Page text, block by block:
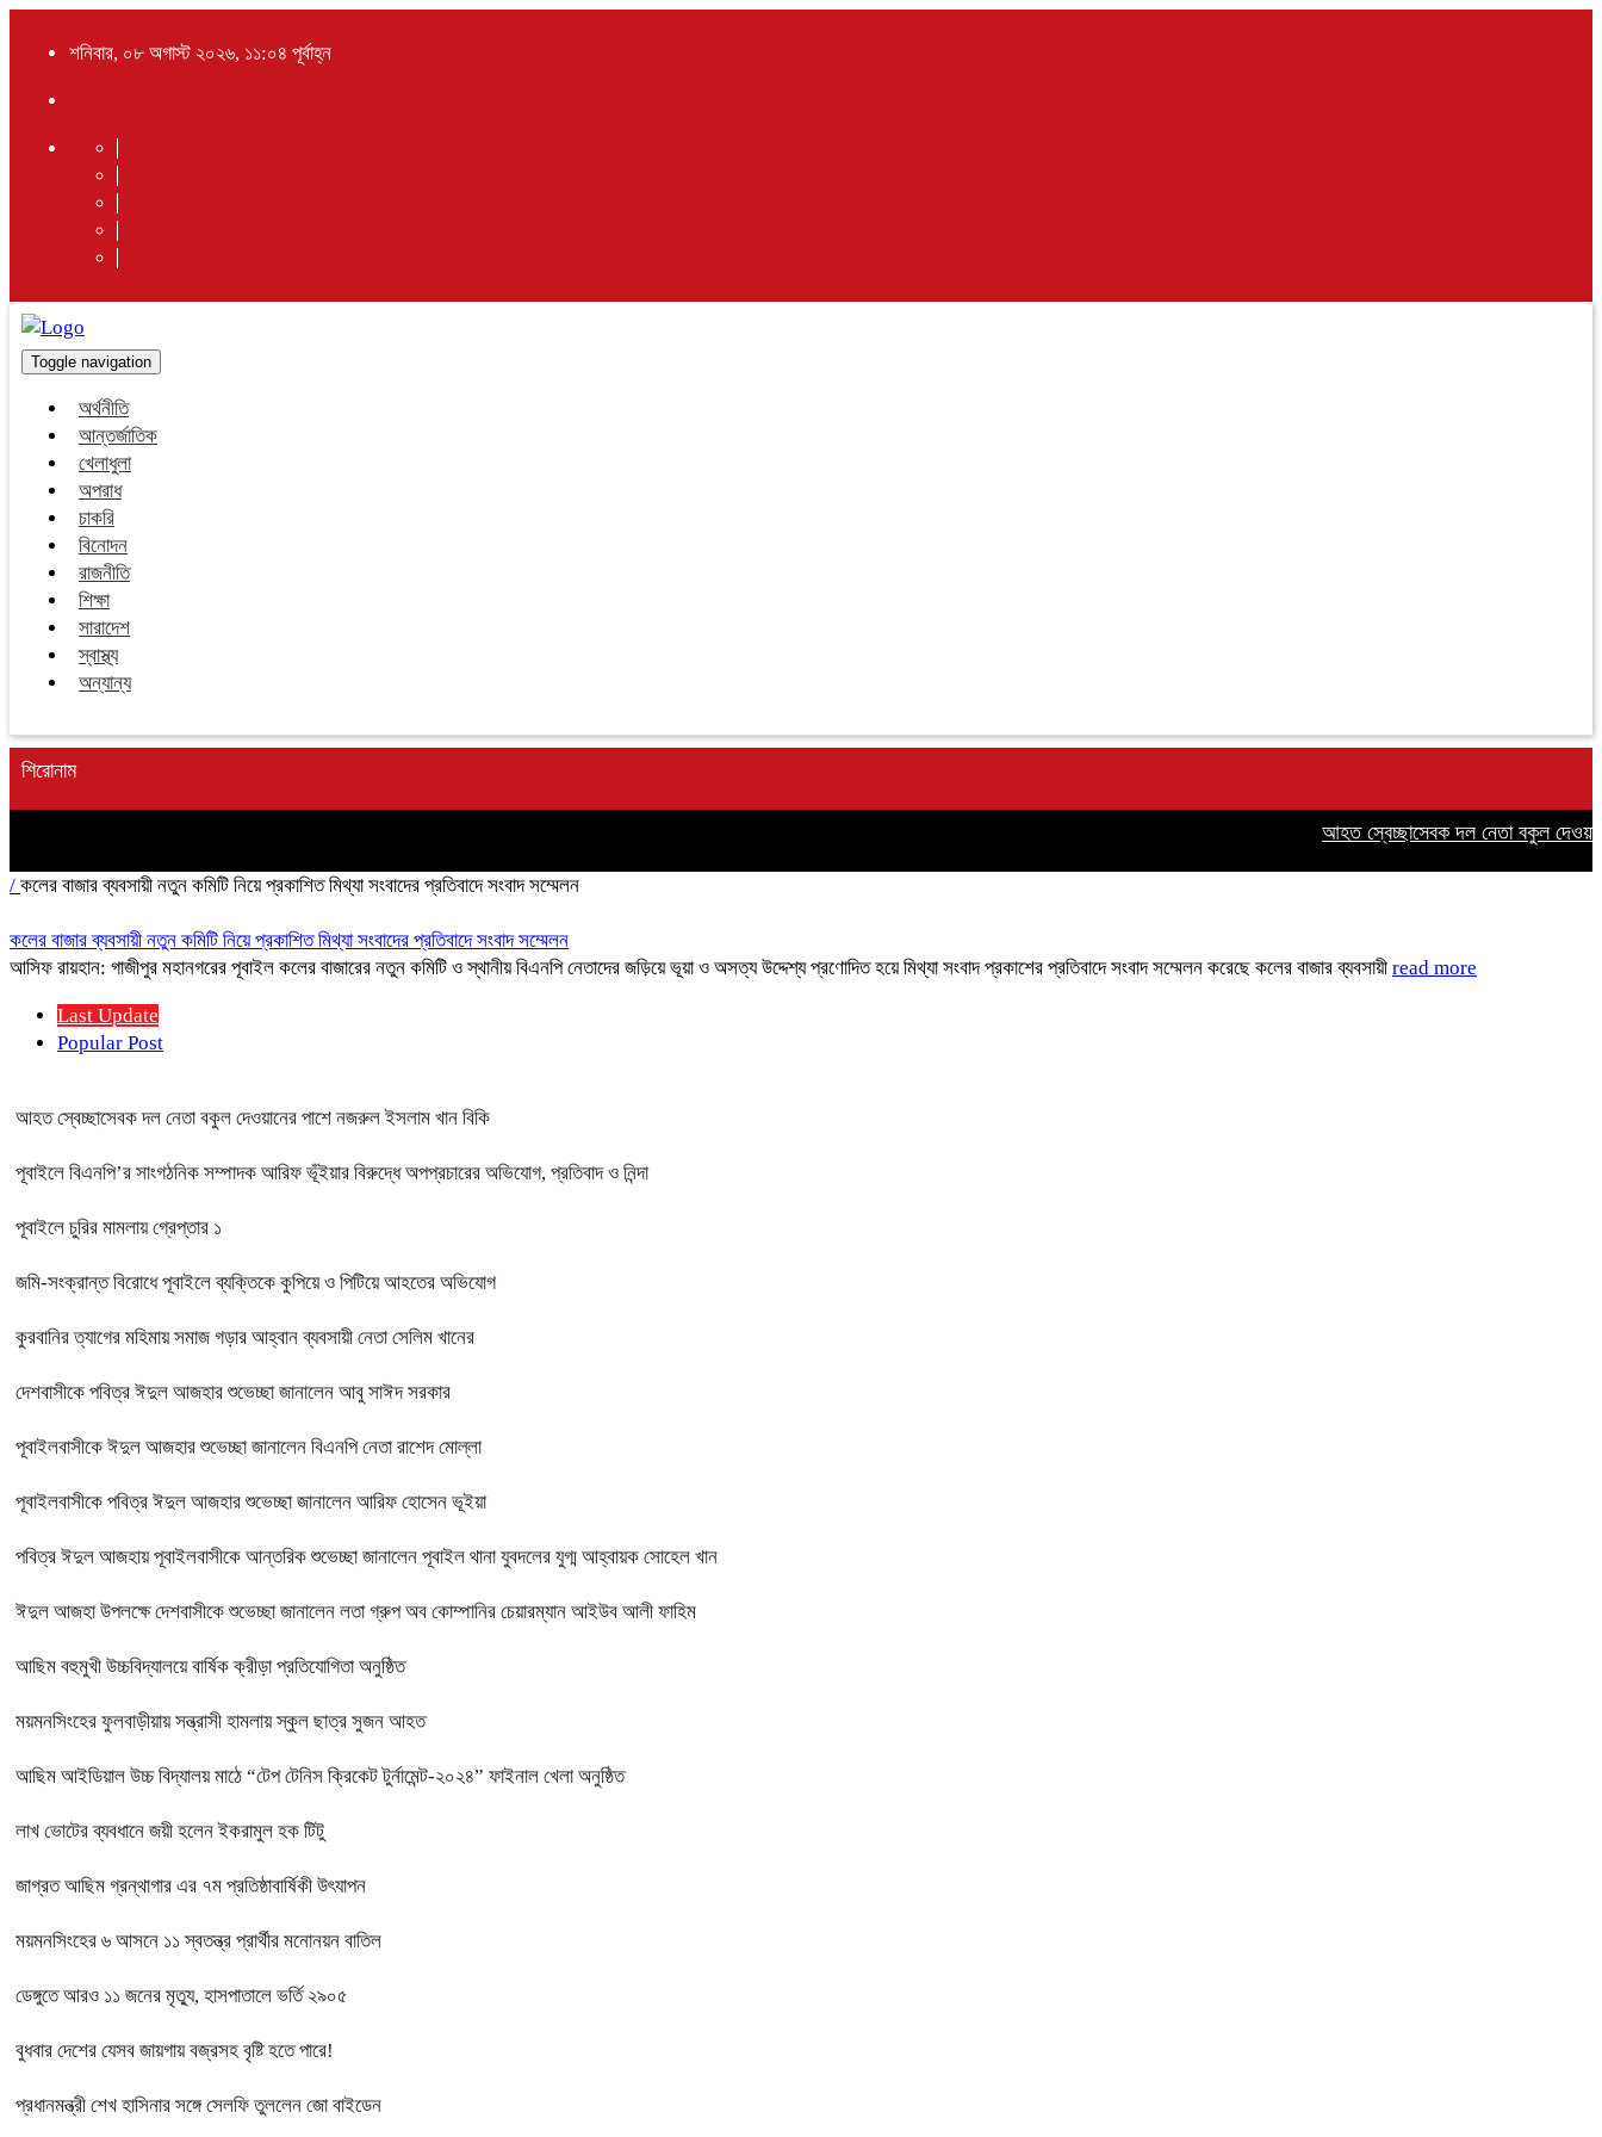
শনিবার, ০৮ অগাস্ট ২০২৬, ১১:০৪ পূর্বাহ্ন
Toggle navigation
অর্থনীতি
আন্তর্জাতিক
খেলাধুলা
অপরাধ
চাকরি
বিনোদন
রাজনীতি
শিক্ষা
সারাদেশ
স্বাস্থ্য
অন্যান্য
শিরোনাম
আহত স্বেচ্ছাসেবক দল নেতা বকুল
/ কলের বাজার ব্যবসায়ী নতুন কমিটি নিয়ে প্রকাশিত মিথ্যা সংবাদের প্রতিবাদে সংবাদ সম্মেলন
কলের বাজার ব্যবসায়ী নতুন কমিটি নিয়ে প্রকাশিত মিথ্যা সংবাদের প্রতিবাদে সংবাদ সম্মেলন
আসিফ রায়হান: গাজীপুর মহানগরের পূবাইল কলের বাজারের নতুন কমিটি ও স্থানীয় বিএনপি নেতাদের জড়িয়ে ভূয়া ও অসত্য উদ্দেশ্য প্রণোদিত হয়ে মিথ্যা সংবাদ প্রকাশের প্রতিবাদে সংবাদ সম্মেলন করেছে কলের বাজার ব্যবসায়ী read more
Last Update
Popular Post
আহত স্বেচ্ছাসেবক দল নেতা বকুল দেওয়ানের পাশে নজরুল ইসলাম খান বিকি
পূবাইলে বিএনপি’র সাংগঠনিক সম্পাদক আরিফ ভূঁইয়ার বিরুদ্ধে অপপ্রচারের অভিযোগ, প্রতিবাদ ও নিন্দা
পূবাইলে চুরির মামলায় গ্রেপ্তার ১
জমি-সংক্রান্ত বিরোধে পূবাইলে ব্যক্তিকে কুপিয়ে ও পিটিয়ে আহতের অভিযোগ
কুরবানির ত্যাগের মহিমায় সমাজ গড়ার আহ্বান ব্যবসায়ী নেতা সেলিম খানের
দেশবাসীকে পবিত্র ঈদুল আজহার শুভেচ্ছা জানালেন আবু সাঈদ সরকার
পূবাইলবাসীকে ঈদুল আজহার শুভেচ্ছা জানালেন বিএনপি নেতা রাশেদ মোল্লা
পূবাইলবাসীকে পবিত্র ঈদুল আজহার শুভেচ্ছা জানালেন আরিফ হোসেন ভূইয়া
পবিত্র ঈদুল আজহায় পূবাইলবাসীকে আন্তরিক শুভেচ্ছা জানালেন পূবাইল থানা যুবদলের যুগ্ম আহ্বায়ক সোহেল খান
ঈদুল আজহা উপলক্ষে দেশবাসীকে শুভেচ্ছা জানালেন লতা গ্রুপ অব কোম্পানির চেয়ারম্যান আইউব আলী ফাহিম
আছিম বহুমুখী উচ্চবিদ্যালয়ে বার্ষিক ক্রীড়া প্রতিযোগিতা অনুষ্ঠিত
ময়মনসিংহের ফুলবাড়ীয়ায় সন্ত্রাসী হামলায় স্কুল ছাত্র সুজন আহত
আছিম আইডিয়াল উচ্চ বিদ্যালয় মাঠে “টেপ টেনিস ক্রিকেট টুর্নামেন্ট-২০২৪” ফাইনাল খেলা অনুষ্ঠিত
লাখ ভোটের ব্যবধানে জয়ী হলেন ইকরামুল হক টিটু
জাগ্রত আছিম গ্রন্থাগার এর ৭ম প্রতিষ্ঠাবার্ষিকী উৎযাপন
ময়মনসিংহের ৬ আসনে ১১ স্বতন্ত্র প্রার্থীর মনোনয়ন বাতিল
ডেঙ্গুতে আরও ১১ জনের মৃত্যু, হাসপাতালে ভর্তি ২৯০৫
বুধবার দেশের যেসব জায়গায় বজ্রসহ বৃষ্টি হতে পারে!
প্রধানমন্ত্রী শেখ হাসিনার সঙ্গে সেলফি তুললেন জো বাইডেন